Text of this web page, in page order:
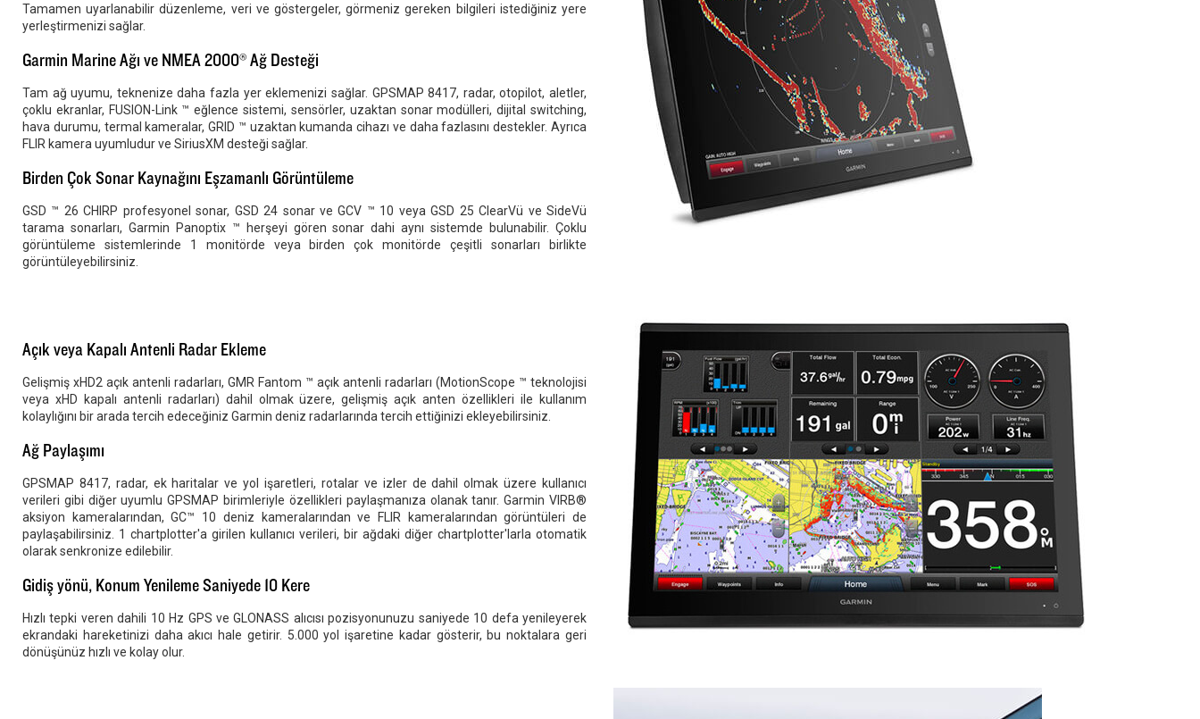
Tamamen uyarlanabilir düzenleme, veri ve göstergeler, görmeniz gereken bilgileri istediğiniz yere
yerleştirmenizi sağlar.
Garmin Marine Ağı ve NMEA 2000® Ağ Desteği
Tam ağ uyumu, teknenize daha fazla yer eklemenizi sağlar. GPSMAP 8417, radar, otopilot, aletler,
çoklu ekranlar, FUSION-Link ™ eğlence sistemi, sensörler, uzaktan sonar modülleri, dijital switching,
hava durumu, termal kameralar, GRID ™ uzaktan kumanda cihazı ve daha fazlasını destekler. Ayrıca
FLIR kamera uyumludur ve SiriusXM desteği sağlar.
Birden Çok Sonar Kaynağını Eşzamanlı Görüntüleme
GSD ™ 26 CHIRP profesyonel sonar, GSD 24 sonar ve GCV ™ 10 veya GSD 25 ClearVü ve SideVü
tarama sonarları, Garmin Panoptix ™ herşeyi gören sonar dahi aynı sistemde bulunabilir. Çoklu
görüntüleme sistemlerinde 1 monitörde veya birden çok monitörde çeşitli sonarları birlikte
görüntüleyebilirsiniz.
Açık veya Kapalı Antenli Radar Ekleme
Gelişmiş xHD2 açık antenli radarları, GMR Fantom ™ açık antenli radarları (MotionScope ™ teknolojisi
veya xHD kapalı antenli radarları) dahil olmak üzere, gelişmiş açık anten özellikleri ile kullanım
kolaylığını bir arada tercih edeceğiniz Garmin deniz radarlarında tercih ettiğinizi ekleyebilirsiniz.
Ağ Paylaşımı
GPSMAP 8417, radar, ek haritalar ve yol işaretleri, rotalar ve izler de dahil olmak üzere kullanıcı
verileri gibi diğer uyumlu GPSMAP birimleriyle özellikleri paylaşmanıza olanak tanır. Garmin VIRB®
aksiyon kameralarından, GC™ 10 deniz kameralarından ve FLIR kameralarından görüntüleri de
paylaşabilirsiniz. 1 chartplotter'a girilen kullanıcı verileri, bir ağdaki diğer chartplotter'larla otomatik
olarak senkronize edilebilir.
Gidiş yönü, Konum Yenileme Saniyede 10 Kere
Hızlı tepki veren dahili 10 Hz GPS ve GLONASS alıcısı pozisyonunuzu saniyede 10 defa yenileyerek
ekrandaki hareketinizi daha akıcı hale getirir. 5.000 yol işaretine kadar gösterir, bu noktalara geri
dönüşünüz hızlı ve kolay olur.